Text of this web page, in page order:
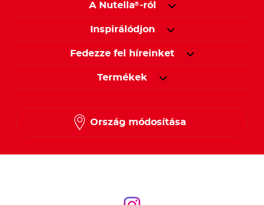
A Nutella®-ról
Inspirálódjon
Fedezze fel híreinket
Termékek
Ország módosítása